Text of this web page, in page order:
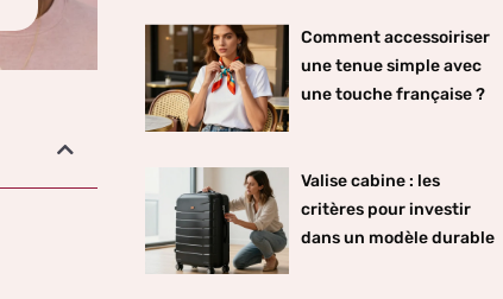
Comment accessoiriser
une tenue simple avec
une touche française ?
Valise cabine : les
critères pour investir
dans un modèle durable